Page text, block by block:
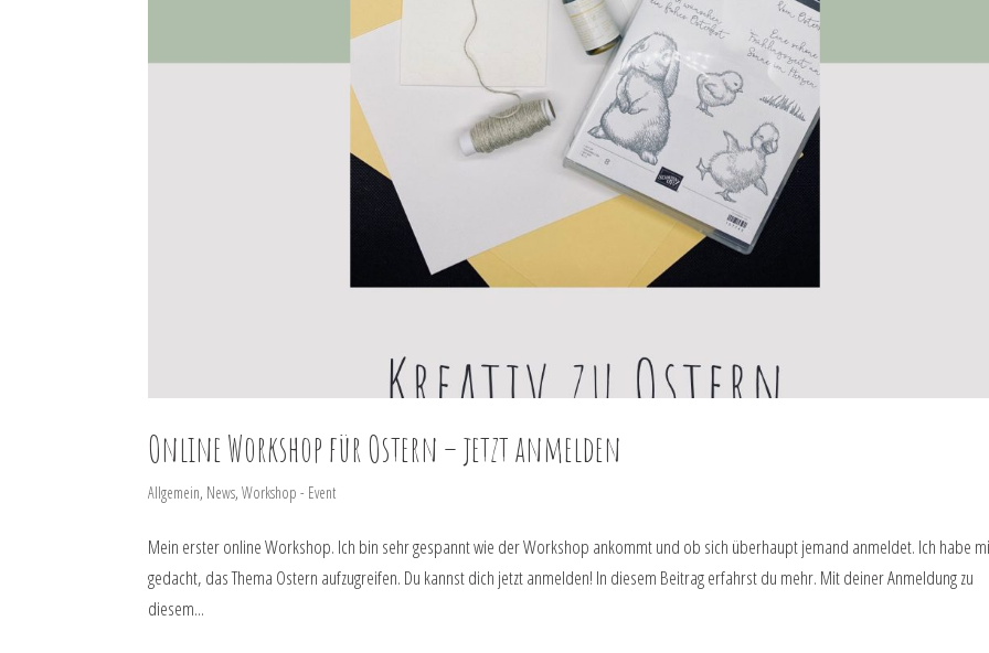
Online Workshop für Ostern – jetzt anmelden
Allgemein, News,Workshop - Event
Mein erster online Workshop. Ich bin sehr gespannt wie der Workshop ankommt und ob sich überhaupt jemand anmeldet. Ich habe
gedacht, das Thema Ostern aufzugreifen. Du kannst dich jetzt anmelden! In diesem Beitrag erfahrst du mehr. Mit deiner Anmeldung zu
diesem...